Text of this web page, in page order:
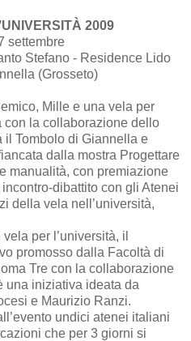
2009
settembre
Stefano - Residence Lido
(Grosseto)
Mille e una vela per
con la collaborazione dello
il Tombolo di Giannella e
dalla mostra Progettare
manualità, con premiazione
dibattito con gli Atenei
della vela nell’università,
per l’università, il
promosso dalla Facoltà di
Tre con la collaborazione
una iniziativa ideata da
e Maurizio Ranzi.
undici atenei italiani
che per 3 giorni si